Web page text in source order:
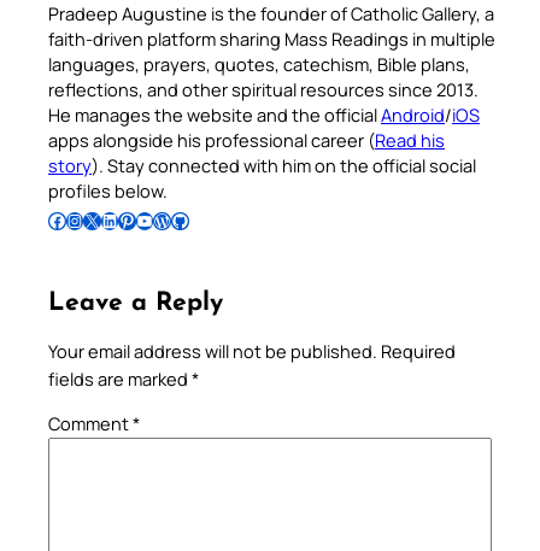
Pradeep Augustine is the founder of Catholic Gallery, a
faith-driven platform sharing Mass Readings in multiple
languages, prayers, quotes, catechism, Bible plans,
reflections, and other spiritual resources since 2013.
He manages the website and the officialAndroid/iOS
apps alongside his professional career (Read his
story). Stay connected with him on the official social
profiles below.
Follow Pradeep on Facebook Follow Pradeep on InstagramFollow Pradeep on X Follow Pradeep on LinkedIn Follow Pradeep on Pinterest Subscribe to Pradeep’s Youtube Channel Follow Pradeep on WordPress Follow Pradeep on GitHub
Leave a Reply
Your email address will not be published. Required
fields are marked *
Comment*